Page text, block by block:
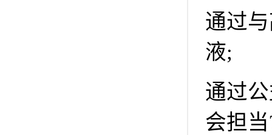
通过
液;
通过
会担当